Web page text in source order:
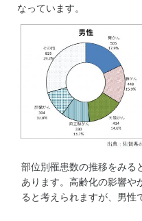
なっています。
部位別罹患数の推移をみる
あります。高齢化の影響や
ると考えられますが、男性